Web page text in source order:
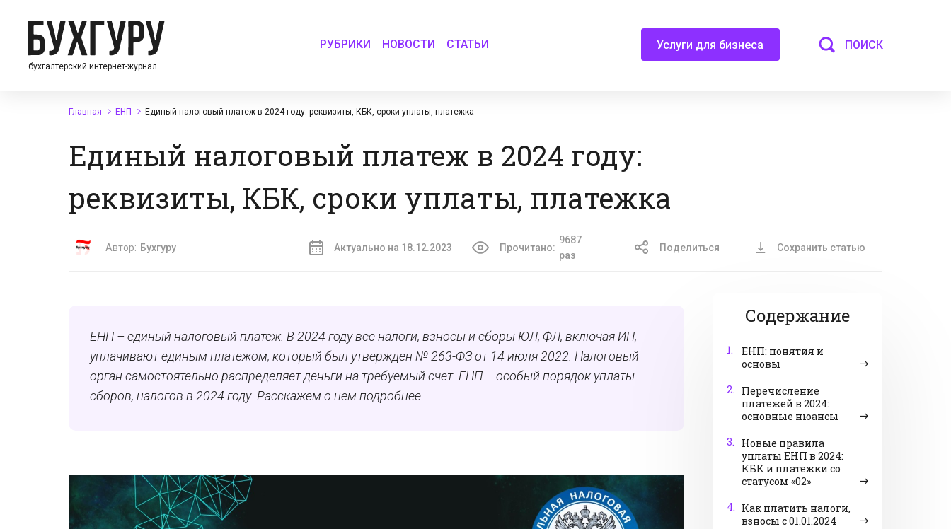
бухгалтерский интернет-журнал
РУБРИКИ НОВОСТИ СТАТЬИ Услуги для бизнеса ПОИСК
Главная ЕНП Единый налоговый платеж в 2024 году: реквизиты, КБК, сроки уплаты, платежка
Единый налоговый платеж в 2024 году:
реквизиты, КБК, сроки уплаты, платежка
Автор: Бухгуру Актуально на 18.12.2023 Прочитано:
9687
раз
Поделиться Сохранить статью
Содержание
1.
ЕНП: понятия и
основы
2.
Перечисление
платежей в 2024:
основные нюансы
3.
Новые правила
уплаты ЕНП в 2024:
КБК и платежки со
статусом «02»
4. Как платить налоги,
взносы с 01.01.2024
ЕНП – единый налоговый платеж. В 2024 году все налоги, взносы и сборы ЮЛ, ФЛ, включая ИП,
уплачивают единым платежом, который был утвержден № 263-ФЗ от 14 июля 2022. Налоговый
орган самостоятельно распределяет деньги на требуемый счет. ЕНП – особый порядок уплаты
сборов, налогов в 2024 году. Расскажем о нем подробнее.